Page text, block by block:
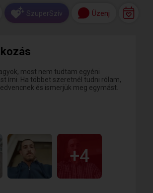
SzuperSzív Üzenj
most nem tudtam egyéni
írni. Ha többet szeretnél tudni rólam,
és ismerjük meg egymást.
+4